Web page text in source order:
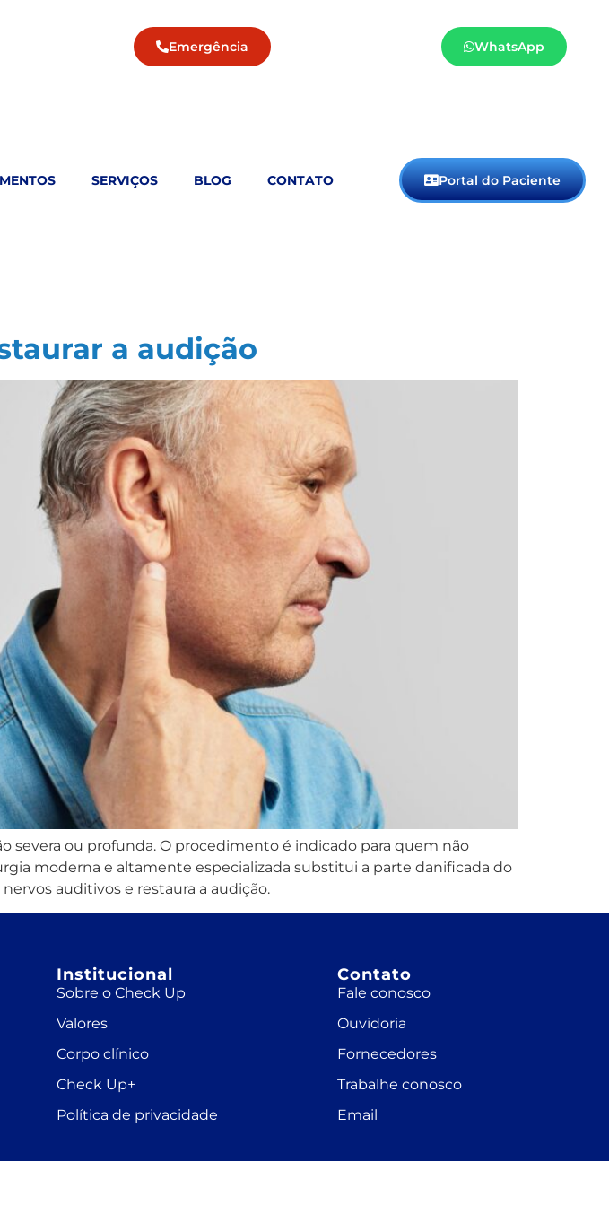
Emergência WhatsApp
SERVIÇOS BLOG CONTATO Portal do Paciente
a audição
severa ou profunda. O procedimento é indicado para quem não
moderna e altamente especializada substitui a parte danificada do
auditivos e restaura a audição.
Institucional
Sobre o Check Up
Valores
Corpo clínico
Check Up+
Política de privacidade
Contato
Fale conosco
Ouvidoria
Fornecedores
Trabalhe conosco
Email